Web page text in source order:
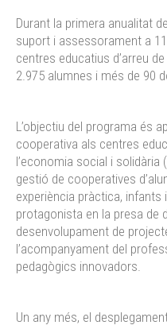
Durant la primera anualitat
suport i assessorament a
centres educatius d’arreu
2.975 alumnes i més de 90
L’objectiu del programa és
cooperativa als centres
l’economia social i solidària
gestió de cooperatives
experiència pràctica,
protagonista en la presa de
desenvolupament de
l’acompanyament del
pedagògics innovadors.
Un any més, el